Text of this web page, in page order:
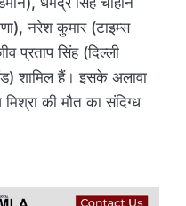
नरेश कुमार (टाइम्स
प्रताप सिंह (दिल्ली
शामिल हैं। इसके अलावा
की मौत का संदिग्ध